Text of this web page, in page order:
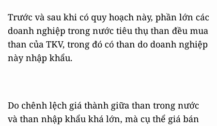
Trước và sau khi có quy hoạch này, phần lớn các
doanh nghiệp trong nước tiêu thụ than đều mua
than của TKV, trong đó có than do doanh nghiệp
này nhập khẩu.
Do chênh lệch giá thành giữa than trong nước
và than nhập khẩu khá lớn, mà cụ thể giá bán